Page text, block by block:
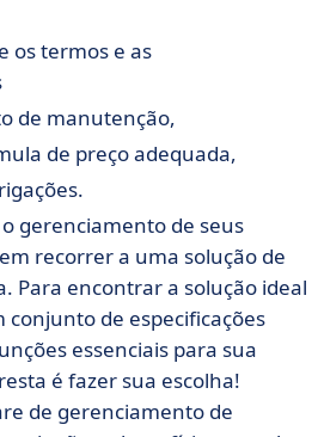
os termos e as
de manutenção,
de preço adequada,
gerenciamento de seus
recorrer a uma solução de
Para encontrar a solução ideal
conjunto de especificações
essenciais para sua
é fazer sua escolha!
de gerenciamento de